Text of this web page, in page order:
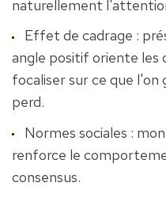
naturellement
Effet de cadrage :
angle positif oriente les
focaliser sur ce que
perd.
Normes sociales :
renforce le
consensus.